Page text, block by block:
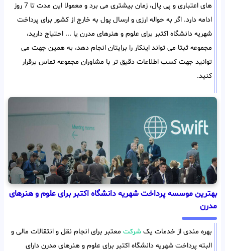
های اعتباری و پی پال، زمان بیشتری می برد و معمولا این مدت تا 7 روز
ادامه دارد. اگر به حواله ارزی و ارسال پول به خارج از کشور برای پرداخت
شهریه دانشگاه اکتبر برای علوم و هنرهای مدرن یا ... احتیاج دارید،
مجموعه ثبتا می تواند اینکار را برایتان انجام دهد، به همین جهت می
توانید جهت کسب اطلاعات دقیق تر با مشاوران مجموعه تماس برقرار
کنید.
بهترین موسسه پرداخت شهریه دانشگاه اکتبر برای علوم و هنرهای
مدرن
بهره مندی از خدمات یک شرکت معتبر برای انجام نقل و انتقالات مالی و
البته پرداخت شهریه دانشگاه اکتبر برای علوم و هنرهای مدرن دارای